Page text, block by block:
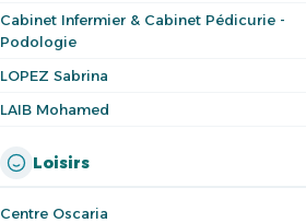
Cabinet Infermier & Cabinet Pédicurie -
Podologie
LOPEZ Sabrina
LAIB Mohamed
Loisirs
Centre Oscaria